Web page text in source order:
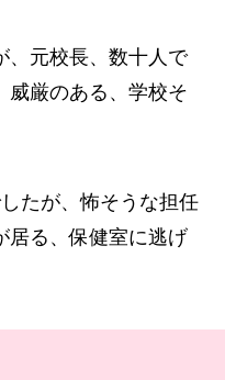
、元校長、数十人で
威厳のある、学校そ
たが、怖そうな担任
居る、保健室に逃げ